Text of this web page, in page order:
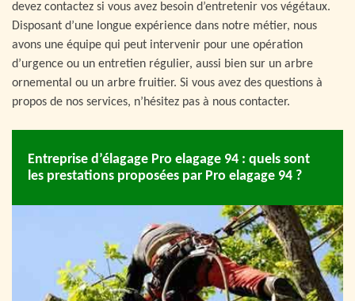
devez contactez si vous avez besoin d’entretenir vos végétaux.
Disposant d’une longue expérience dans notre métier, nous
avons une équipe qui peut intervenir pour une opération
d’urgence ou un entretien régulier, aussi bien sur un arbre
ornemental ou un arbre fruitier. Si vous avez des questions à
propos de nos services, n’hésitez pas à nous contacter.
Entreprise d’élagage Pro elagage 94 : quels sont
les prestations proposées par Pro elagage 94 ?